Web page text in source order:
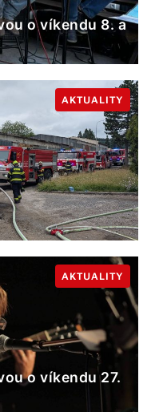
o víkendu 8. a
AKTUALITY
o víkendu 27.
AKTUALITY